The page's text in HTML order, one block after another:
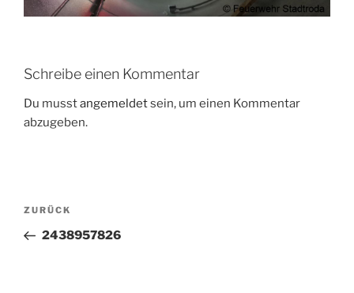
Schreibe einen Kommentar
Du musstangemeldetsein, um einen Kommentar
abzugeben.
Beitragsnavigation
Vorheriger
Beitrag
ZURÜCK
2438957826